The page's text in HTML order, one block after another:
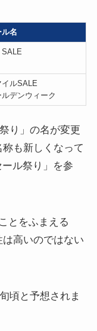
ル名
SALE
イルSALE
ルデンウィーク
り」の名が変更
も新しくなって
ル祭り」を参
とをふまえる
高いのではない
頃と予想されま